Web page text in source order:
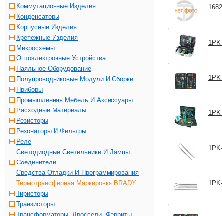
Коммутационные Изделия
Конденсаторы
Корпусные Изделия
Крепежные Изделия
Микросхемы
Оптоэлектронные Устройства
Паяльное Оборудование
Полупроводниковые Модули И Сборки
Приборы
Промышленная Мебель И Аксессуары
Расходные Материалы
Резисторы
Резонаторы И Фильтры
Реле
Светодиодные Светильники И Лампы
Соединители
Средства Отладки И Программирования
Термотрансферная Маркировка BRADY
Тиристоры
Транзисторы
Трансформаторы, Дроссели, Ферриты